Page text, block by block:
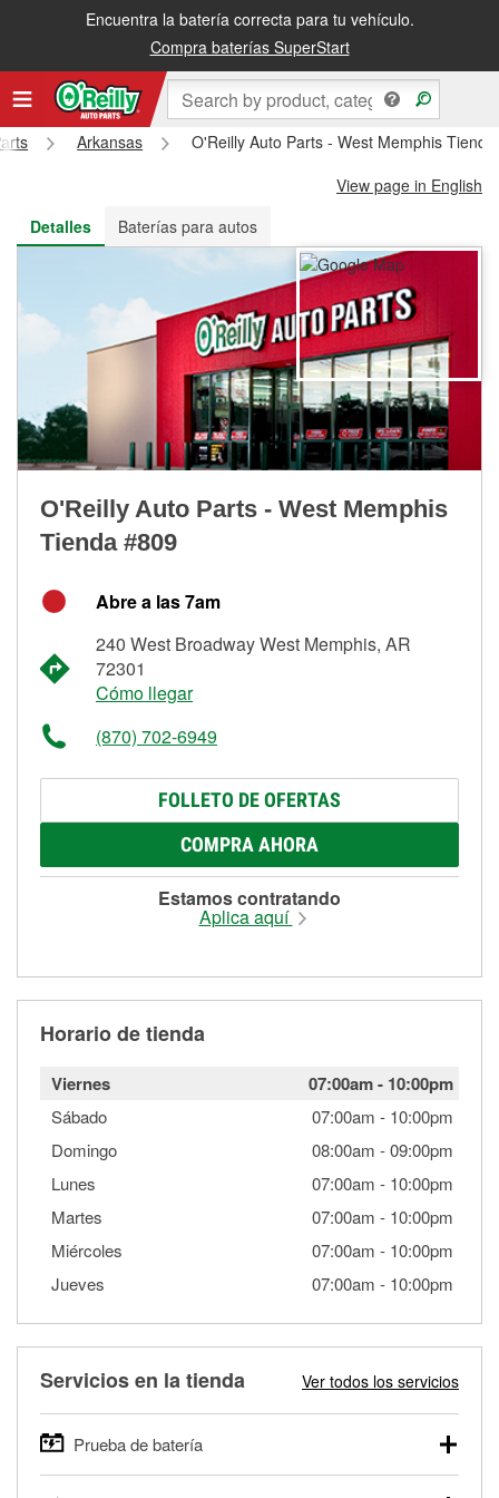
Encuentra la batería correcta para tu vehículo.
Compra baterías SuperStart
Recibe tu orden gratis al día siguiente o recógela en la tienda
Arkansas
O'Reilly Auto Parts - West Memphis
View page in English
Detalles
Baterías para autos
O'Reilly Auto Parts - West Memphis
Tienda #809
Abre a las 7am
240 West Broadway West Memphis, AR
72301
Cómo llegar
(870) 702-6949
FOLLETO DE OFERTAS
COMPRA AHORA
Estamos contratando
Aplica aquí
Horario de tienda
Viernes 07:00am- 10:00pm
Sábado 07:00am - 10:00pm
Domingo
08:00am -09:00pm
Lunes
07:00am - 10:00pm
Martes
07:00am - 10:00pm
Miércoles
07:00am - 10:00pm
Jueves
07:00am - 10:00pm
Servicios en la tienda Ver todos los servicios
Prueba de batería